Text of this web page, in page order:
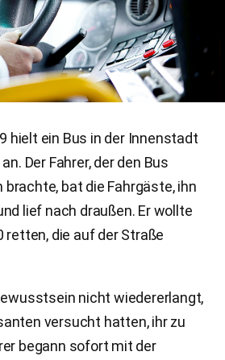
hielt ein Bus in der Innenstadt
Der Fahrer, der den Bus
bat die Fahrgäste, ihn
lief nach draußen. Er wollte
retten, die auf der Straße
nicht wiedererlangt,
versucht hatten, ihr zu
begann sofort mit der